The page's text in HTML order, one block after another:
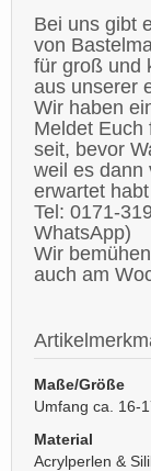
Bei uns gibt
von
für groß und
aus unserer
Wir haben
Meldet Euch
seit, bevor
weil es dann
erwartet
Tel: 0171-
WhatsApp)
Wir
auch am
Maße/Größe
Umfang ca. 16-
Material
Acrylperlen &